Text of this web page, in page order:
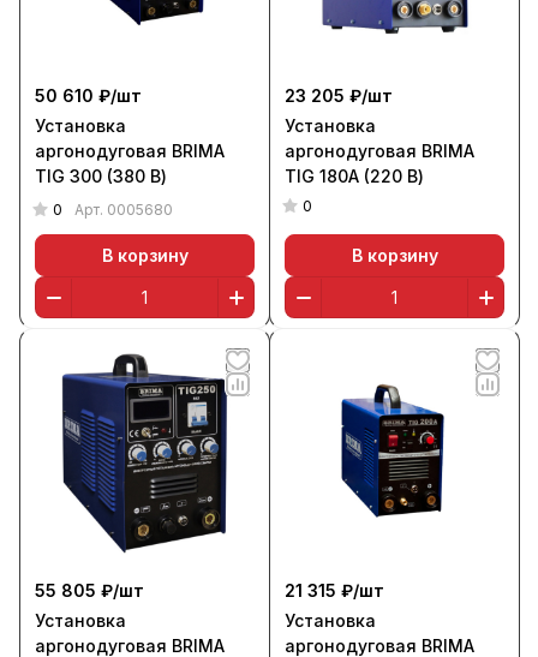
50 610 ₽/шт
Установка
аргонодуговая BRIMA
TIG 300 (380 В)
0 Арт. 0005680
В корзину
23 205 ₽/шт
Установка
аргонодуговая BRIMA
TIG 180А (220 В)
0
В корзину
55 805 ₽/шт
Установка
аргонодуговая BRIMA
21 315 ₽/шт
Установка
аргонодуговая BRIMA